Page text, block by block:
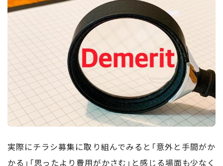
実際にチラシ募集に取り組んでみると「意外と手間がか
かる」「思ったより費用がかさむ」と感じる場面も少なく